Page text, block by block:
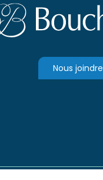
Nous joindre